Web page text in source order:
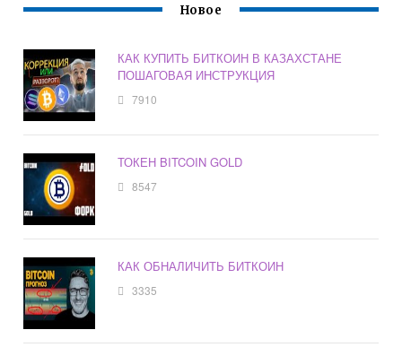
Новое
КАК КУПИТЬ БИТКОИН В КАЗАХСТАНЕ
ПОШАГОВАЯ ИНСТРУКЦИЯ
7910
ТОКЕН BITCOIN GOLD
8547
КАК ОБНАЛИЧИТЬ БИТКОИН
3335